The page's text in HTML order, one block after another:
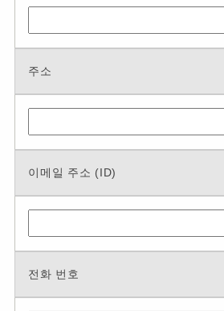
주소
이메일 주소 (ID)
전화 번호